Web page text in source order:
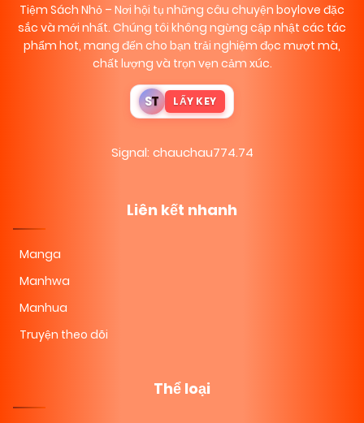
Tiệm Sách Nhỏ – Nơi hội tụ những câu chuyện boylove đặc
sắc và mới nhất. Chúng tôi không ngừng cập nhật các tác
phẩm hot, mang đến cho bạn trải nghiệm đọc mượt mà,
chất lượng và trọn vẹn cảm xúc.
ST LẤY KEY
Signal: chauchau774.74
Liên kết nhanh
Manga
Manhwa
Manhua
Truyện theo dõi
Thể loại